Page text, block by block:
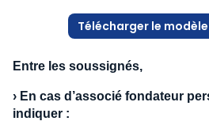
Télécharger le
Entre les soussignés,
› En cas d’associé fondateur
indiquer :